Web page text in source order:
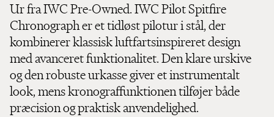
Ur fra IWC Pre-Owned. IWC Pilot Spitfire
Chronograph er et tidløst pilotur i stål, der
kombinerer klassisk luftfartsinspireret design
med avanceret funktionalitet. Den klare urskive
og den robuste urkasse giver et instrumentalt
look, mens kronograffunktionen tilføjer både
præcision og praktisk anvendelighed.